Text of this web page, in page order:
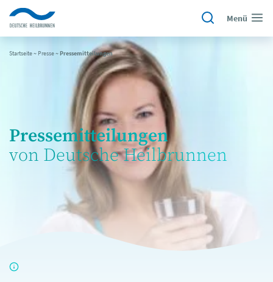
Menü
Startseite~ Presse~Pressemitteilungen
Pressemitteilungen
von Deutsche Heilbrunnen